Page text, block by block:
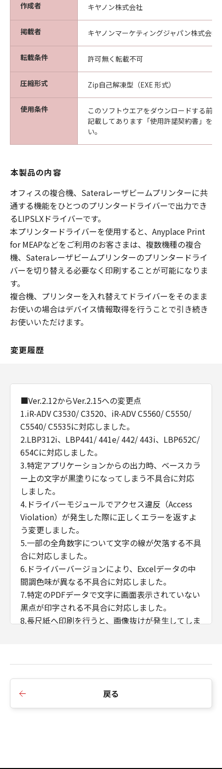
作成者 キヤノン株式会社
掲載者 キヤノンマーケティングジャパン株式会社
転載条件 許可無く転載不可
圧縮形式 Zip自己解凍型（EXE 形式）
使用条件
このソフトウエアをダウンロードする前
記載してあります「使用許諾契約書」を
い。
本製品の内容
オフィスの複合機、Sateraレーザビームプリンターに共
通する機能をひとつのプリンタードライバーで出力でき
るLIPSLXドライバーです。
本プリンタードライバーを使用すると、Anyplace Print
for MEAPなどをご利用のお客さまは、複数機種の複合
機、Sateraレーザビームプリンターのプリンタードライ
バーを切り替える必要なく印刷することが可能になりま
す。
複合機、プリンターを入れ替えてドライバーをそのまま
お使いの場合はデバイス情報取得を行うことで引き続き
お使いいただけます。
変更履歴
■Ver.2.12からVer.2.15への変更点
1.iR-ADV C3530/ C3520、iR-ADV C5560/ C5550/
C5540/ C5535に対応しました。
2.LBP312i、LBP441/ 441e/ 442/ 443i、LBP652C/
654Cに対応しました。
3.特定アプリケーションからの出力時、ベースカラ
ー上の文字が黒塗りになってしまう不具合に対応
しました。
4.ドライバーモジュールでアクセス違反（Access
Violation）が発生した際に正しくエラーを返すよ
う変更しました。
5.一部の全角数字について文字の線が欠落する不具
合に対応しました。
6.ドライバーバージョンにより、Excelデータの中
間調色味が異なる不具合に対応しました。
7.特定のPDFデータで文字に画面表示されていない
黒点が印字される不具合に対応しました。
8.長尺紙へ印刷を行うと、画像抜けが発生してしま
11.ぺージ集約（Nin1）+ 製本印刷機能に対応しま
した。
戻る